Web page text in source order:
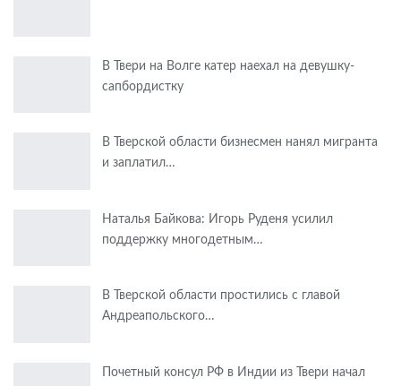
В Твери на Волге катер наехал на девушку-
сапбордистку
В Тверской области бизнесмен нанял мигранта
и заплатил…
Наталья Байкова: Игорь Руденя усилил
поддержку многодетным…
В Тверской области простились с главой
Андреапольского…
Почетный консул РФ в Индии из Твери начал